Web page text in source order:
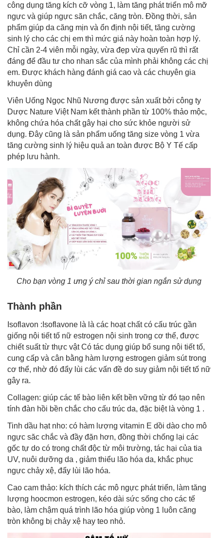
công dụng tăng kích cỡ vòng 1, làm tăng phát triển mô mỡ
ngực và giúp ngực săn chắc, căng tròn. Đồng thời, sản
phẩm giúp da căng mịn và ổn định nội tiết, tăng cường
sinh lý cho các chị em thì mức giá này hoàn toàn hợp lý.
Chỉ cần 2-4 viên mỗi ngày, vừa đẹp vừa quyến rũ thì rất
đáng để đầu tư cho nhan sắc của mình phải không các chị
em. Được khách hàng đánh giá cao và các chuyên gia
khuyên dùng
Viên Uống Ngọc Nhũ Nương được sản xuất bởi công ty
Dược Nature Việt Nam kết thành phần từ 100% thảo mộc,
không chứa hóa chất gây hại cho sức khỏe người sử
dụng. Đây cũng là sản phẩm uống tăng size vòng 1 vừa
tăng cường sinh lý hiệu quả an toàn được Bộ Y Tế cấp
phép lưu hành.
Cho bạn vòng 1 ưng ý chỉ sau thời gian ngắn sử dụng
Thành phần
Isoflavon :Isoflavone là là các hoạt chất có cấu trúc gần
giống nội tiết tố nữ estrogen nội sinh trong cơ thể, được
chiết suất từ thực vật Có tác dụng giúp bổ sung nội tiết tố,
cung cấp và cân bằng hàm lượng estrogen giảm sút trong
cơ thể, nhờ đó đẩy lùi các vấn đề do suy giảm nội tiết tố nữ
gây ra.
Collagen: giúp các tế bào liên kết bền vững từ đó tạo nên
tính đàn hồi bền chắc cho cấu trúc da, đặc biệt là vòng 1 .
Tinh dầu hạt nho: có hàm lượng vitamin E dồi dào cho mô
ngực săc chắc và đầy đặn hơn, đồng thời chống lại các
gốc tự do có trong chất độc từ môi trường, tác hại của tia
UV, nuôi dưỡng da , giảm thiểu lão hóa da, khắc phục
ngực chảy xệ, đẩy lùi lão hóa.
Cao cam thảo: kích thích các mô ngực phát triển, làm tăng
lượng hoocmon estrogen, kéo dài sức sống cho các tế
bào, làm chậm quá trình lão hóa giúp vòng 1 luôn căng
tròn không bị chảy xệ hay teo nhỏ.